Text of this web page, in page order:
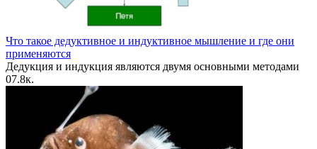
Что такое дедуктивное и индуктивное мышление и где они
применяются
Дедукция и индукция являются двумя основными методами
07.8к.